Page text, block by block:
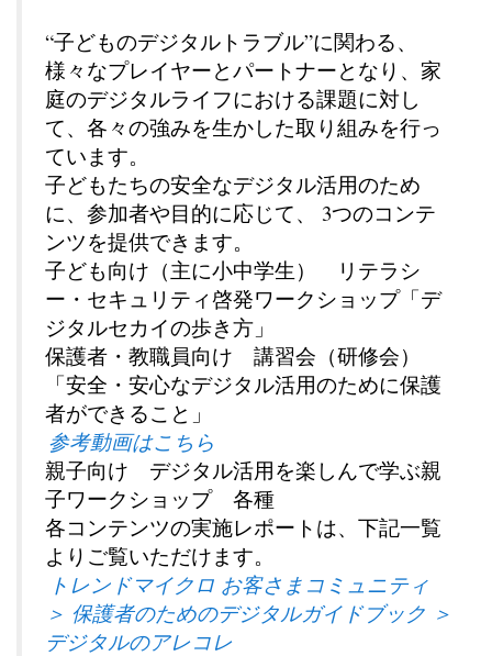
“子どものデジタルトラブル”に関わる、
様々なプレイヤーとパートナーとなり、家
庭のデジタルライフにおける課題に対し
て、各々の強みを生かした取り組みを行っ
ています。
子どもたちの安全なデジタル活用のため
に、参加者や目的に応じて、 3つのコンテ
ンツを提供できます。
子ども向け（主に小中学生） リテラシ
ー・セキュリティ啓発ワークショップ「デ
ジタルセカイの歩き方」
保護者・教職員向け 講習会（研修会）
「安全・安心なデジタル活用のために保護
者ができること」
参考動画はこちら
親子向け デジタル活用を楽しんで学ぶ親
子ワークショップ 各種
各コンテンツの実施レポートは、下記一覧
よりご覧いただけます。
トレンドマイクロ お客さまコミュニティ
＞ 保護者のためのデジタルガイドブック ＞
デジタルのアレコレ